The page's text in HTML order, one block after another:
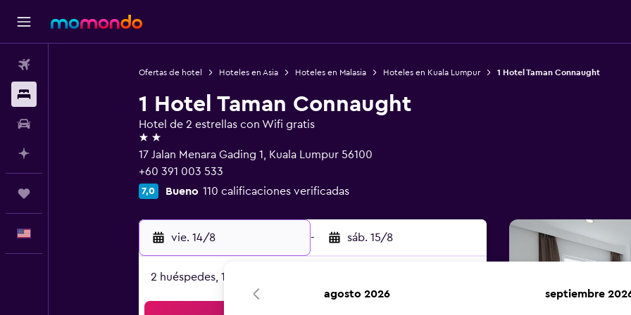
Ofertas de hotel Hoteles en Asia Hoteles en Malasia Hoteles en Kuala Lumpur 1 Hotel Taman Connaught
1 Hotel Taman Connaught
Hotel de 2 estrellas con Wifi gratis
2 estrellas
17 Jalan Menara Gading 1, Kuala Lumpur 56100
+60 391 003 533
7,0 Bueno 110 calificaciones verificadas
vie. 14/8 - sáb. 15/8
2 huéspedes, 1 habitación
agosto 2026 septiembre